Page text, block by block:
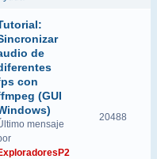
de
con
(GUI
mensaje
20488